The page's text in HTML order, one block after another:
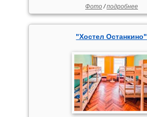
Фото/подробнее
"Хостел Останкино"